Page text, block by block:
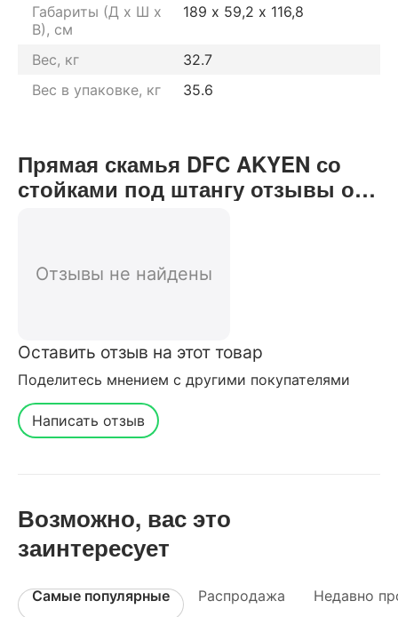
Габариты (Д х Ш х
В), см
189 х 59,2 х 116,8
Вес, кг
32.7
Вес в упаковке, кг
35.6
Прямая скамья DFC AKYEN со
стойками под штангу отзывы от
Отзывы не найдены
Оставить отзыв на этот товар
Поделитесь мнением с другими покупателями
Написать отзыв
Возможно, вас это
заинтересует
Самые популярные Распродажа Недавно